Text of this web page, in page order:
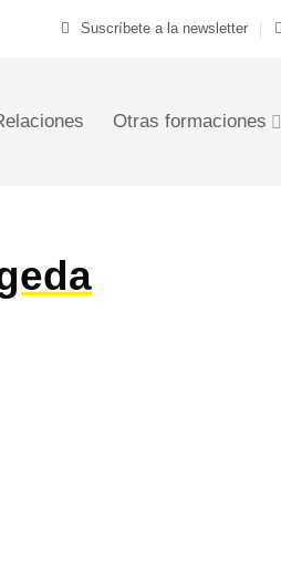
Suscríbete a la newsletter
Otras formaciones